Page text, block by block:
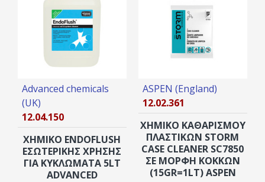
Advanced chemicals
(UK)
12.04.150
ΧΗΜΙΚΌ ΕNDOFLUSH
ΕΣΩΤΕΡΙΚΉΣ ΧΡΉΣΗΣ
ΓΙΑ ΚΥΚΛΏΜΑΤΑ 5LT
ADVANCED
ASPEN (England)
12.02.361
ΧΗΜΙΚΟ ΚΑΘΑΡΙΣΜΟΥ
ΠΛΑΣΤΙΚΩΝ STORM
CASE CLEANER SC7850
ΣΕ ΜΟΡΦΉ ΚΌΚΚΩΝ
(15GR=1LT) ASPEN